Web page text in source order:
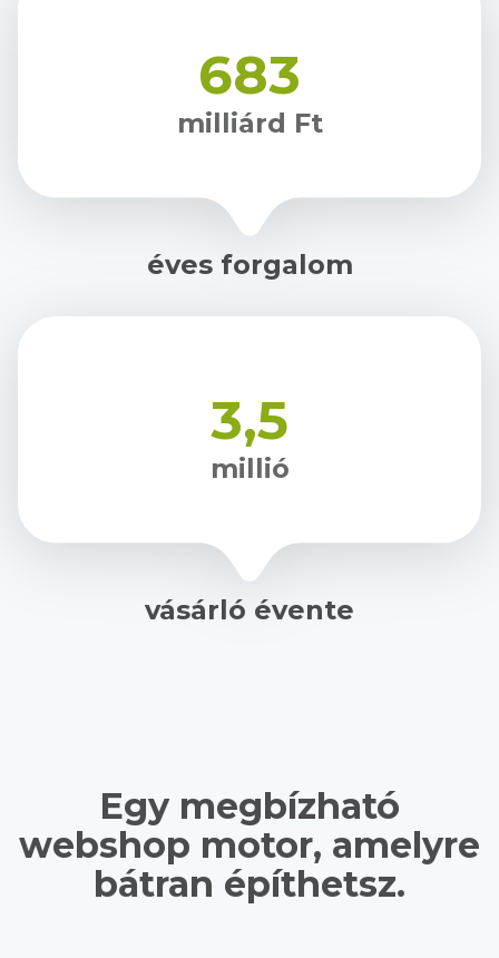
683
milliárd Ft
éves forgalom
3,5
millió
vásárló évente
Egy megbízható
webshop motor, amelyre
bátran építhetsz.